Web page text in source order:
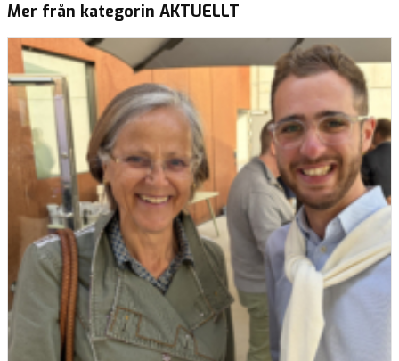
Mer från kategorin AKTUELLT